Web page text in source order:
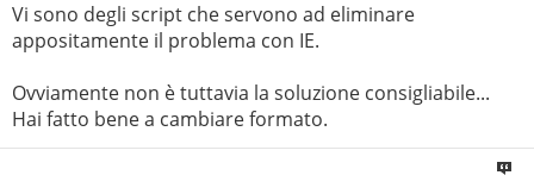
Vi sono degli script che servono ad eliminare
appositamente il problema con IE.
Ovviamente non è tuttavia la soluzione consigliabile...
Hai fatto bene a cambiare formato.